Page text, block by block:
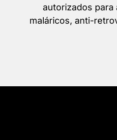
autorizados para
maláricos, anti-